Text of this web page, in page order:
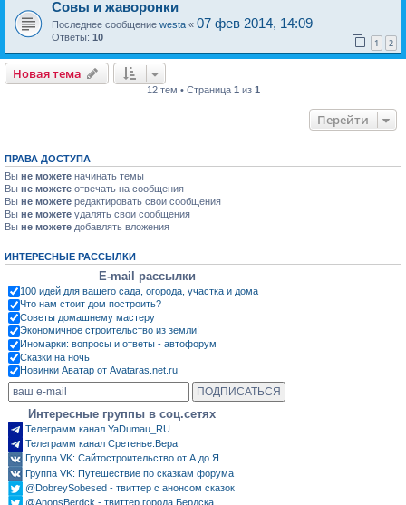
Совы и жаворонки
Последнее сообщение westa « 07 фев 2014, 14:09
Ответы: 10 1 2
Новая тема
12 тем • Страница 1 из 1
Перейти
ПРАВА ДОСТУПА
Вы не можете начинать темы
Вы не можете отвечать на сообщения
Вы не можете редактировать свои сообщения
Вы не можете удалять свои сообщения
Вы не можете добавлять вложения
ИНТЕРЕСНЫЕ РАССЫЛКИ
E-mail рассылки
100 идей для вашего сада, огорода, участка и дома
Что нам стоит дом построить?
Советы домашнему мастеру
Экономичное строительство из земли!
Иномарки: вопросы и ответы - автофорум
Сказки на ночь
Новинки Аватар от Avataras.net.ru
Интересные группы в соц.сетях
Телеграмм канал YaDumau_RU
Телеграмм канал Сретенье.Вера
Группа VK: Сайтостроительство от А до Я
Группа VK: Путешествие по сказкам форума
@DobreySobesed - твиттер с анонсом сказок
@AnonsBerdck - твиттер города Бердска